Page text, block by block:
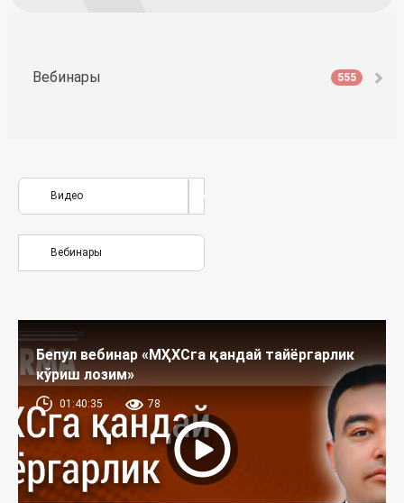
Вебинары 555
Видео
Вебинары
Бепул вебинар «МҲХСга қандай тайёргарлик
кўриш лозим»
01:40:35 78